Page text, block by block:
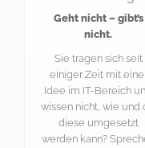
Geht nicht – gibt’s
nicht.
Sie tragen sich seit
einiger Zeit mit
Idee im IT-Bereich
wissen nicht, wie und
diese umgesetzt
werden kann?